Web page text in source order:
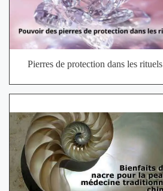
Pierres de protection dans les rituels